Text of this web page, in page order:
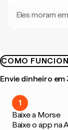
Eles moram em
COMO
Envie dinheiro em
1
Baixe a Morse
Baixe o app na